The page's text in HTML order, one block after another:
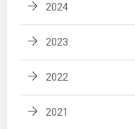
2024
2023
2022
2021